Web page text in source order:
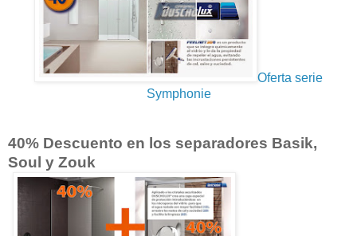
Oferta serie
Symphonie
40% Descuento en los separadores Basik,
Soul y Zouk